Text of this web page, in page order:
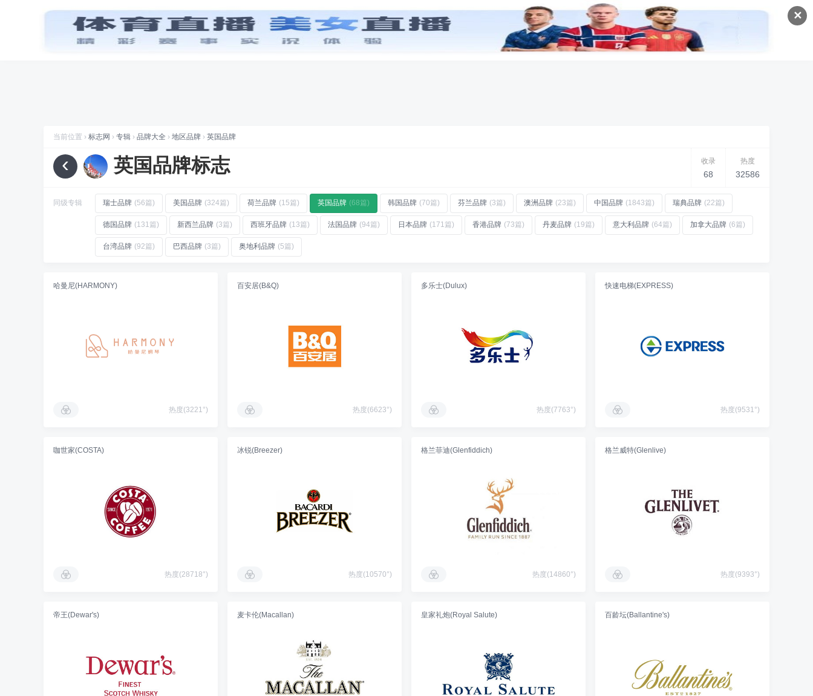
✕
首页 品牌 创意 字体 工具
推荐专辑 MP3播放器品牌 (10) 亚洲各国国旗 (47)
标志网WAP版已上线，手机也能访问
数据 标志网已累计超过 78,992,492 次浏览
找品牌、找标志就到标志网
当前位置 › 标志网 › 专辑 › 品牌大全 › 地区品牌 › 英国品牌
‹ 英国品牌标志 收录
68
热度
32586
同级专辑 瑞士品牌 (56篇) 美国品牌 (324篇) 荷兰品牌 (15篇) 英国品牌 (68篇) 韩国品牌 (70篇) 芬兰品牌 (3篇) 澳洲品牌 (23篇) 中国品牌 (1843篇) 瑞典品牌 (22篇)
德国品牌 (131篇) 新西兰品牌 (3篇) 西班牙品牌 (13篇) 法国品牌 (94篇) 日本品牌 (171篇) 香港品牌 (73篇) 丹麦品牌 (19篇) 意大利品牌 (64篇) 加拿大品牌 (6篇)
台湾品牌 (92篇) 巴西品牌 (3篇) 奥地利品牌 (5篇)
哈曼尼(HARMONY)
热度(3221°)
百安居(B&Q)
热度(6623°)
多乐士(Dulux)
热度(7763°)
快速电梯(EXPRESS)
热度(9531°)
咖世家(COSTA)
热度(28718°)
冰锐(Breezer)
热度(10570°)
格兰菲迪(Glenfiddich)
热度(14860°)
格兰威特(Glenlive)
热度(9393°)
帝王(Dewar's) 麦卡伦(Macallan) 皇家礼炮(Royal Salute) 百龄坛(Ballantine's)